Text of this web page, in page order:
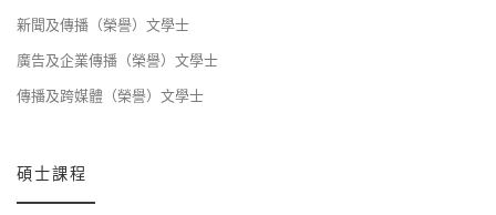
新聞及傳播（榮譽）文學士
廣告及企業傳播（榮譽）文學士
傳播及跨媒體（榮譽）文學士
碩士課程